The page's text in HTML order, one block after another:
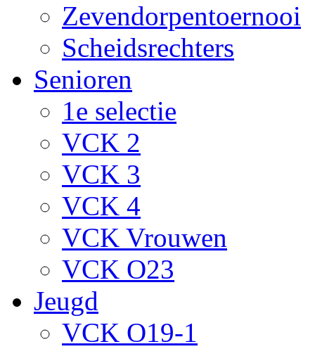
Zevendorpentoernooi
Scheidsrechters
Senioren
1e selectie
VCK 2
VCK 3
VCK 4
VCK Vrouwen
VCK O23
Jeugd
VCK O19-1